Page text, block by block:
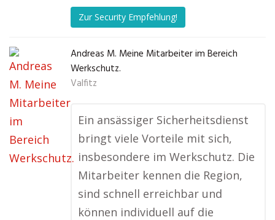
Zur Security Empfehlung!
Andreas M. Meine Mitarbeiter im Bereich
Werkschutz.
Valfitz
Ein ansässiger Sicherheitsdienst
bringt viele Vorteile mit sich,
insbesondere im Werkschutz. Die
Mitarbeiter kennen die Region,
sind schnell erreichbar und
können individuell auf die